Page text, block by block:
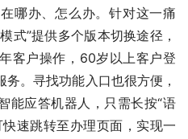
哪办、怎么办。针对这一痛
式”提供多个版本切换途径，
客户操作，60岁以上客户登
。寻找功能入口也很方便，
能应答机器人，只需长按“语
速跳转至办理页面，实现一